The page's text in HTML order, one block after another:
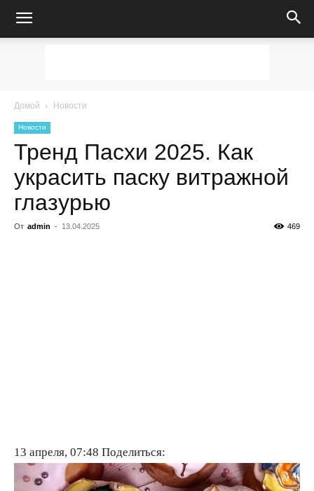
Домой Новости
Новости
Тренд Пасхи 2025. Как
украсить паску витражной
глазурью
От admin - 13.04.2025 469
13 апреля, 07:48 Поделиться: